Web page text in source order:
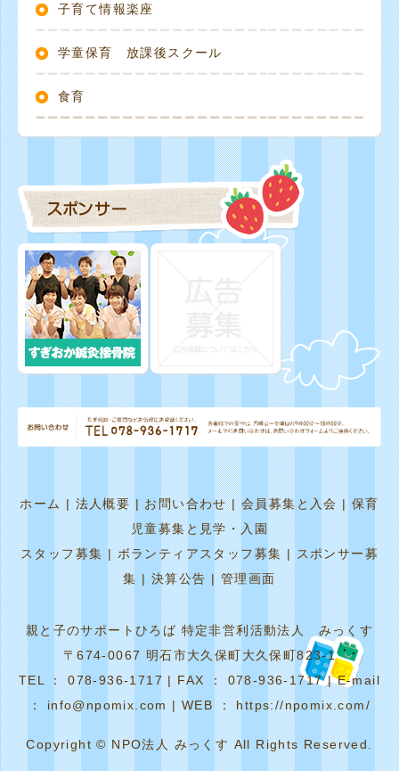
子育て情報楽座
学童保育 放課後スクール
食育
ホーム|法人概要| お問い合わせ|会員募集と入会|保育
児童募集と見学・入園
スタッフ募集 |ボランティアスタッフ募集| スポンサー募
集 |決算公告 |管理画面
親と子のサポートひろば 特定非営利活動法人 みっくす
〒674-0067 明石市大久保町大久保町823-1
TEL ： 078-936-1717 | FAX ： 078-936-1717 | E-mail
： info@npomix.com | WEB ： https://npomix.com/
Copyright © NPO法人 みっくす All Rights Reserved.